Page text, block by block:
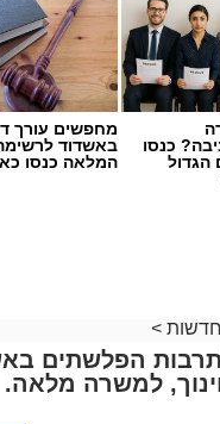
כנסו
הגדול
מחפשים עורך
באשדוד
המלאה כנסו
חדשות >
הפלשתים
למשרה מלאה.